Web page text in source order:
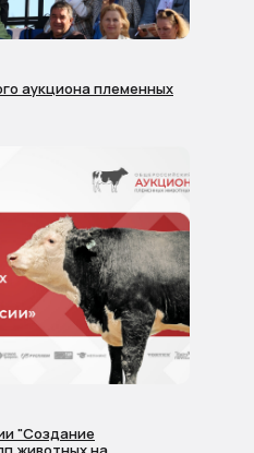
аукциона племенных
"Создание